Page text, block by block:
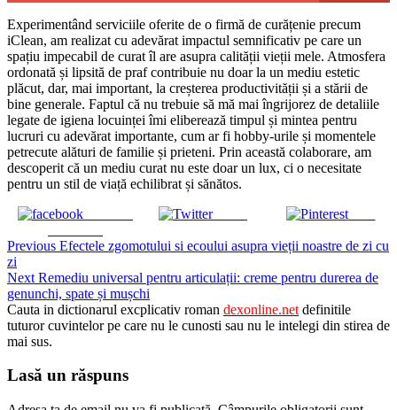
Experimentând serviciile oferite de o firmă de curățenie precum
iClean, am realizat cu adevărat impactul semnificativ pe care un
spațiu impecabil de curat îl are asupra calității vieții mele. Atmosfera
ordonată și lipsită de praf contribuie nu doar la un mediu estetic
plăcut, dar, mai important, la creșterea productivității și a stării de
bine generale. Faptul că nu trebuie să mă mai îngrijorez de detaliile
legate de igiena locuinței îmi eliberează timpul și mintea pentru
lucruri cu adevărat importante, cum ar fi hobby-urile și momentele
petrecute alături de familie și prieteni. Prin această colaborare, am
descoperit că un mediu curat nu este doar un lux, ci o necesitate
pentru un stil de viață echilibrat și sănătos.
Tweet Save
Continue
Reading
Previous Efectele zgomotului si ecoului asupra vieții noastre de zi cu
zi
Next Remediu universal pentru articulații: creme pentru durerea de
genunchi, spate și mușchi
Cauta in dictionarul excplicativ roman dexonline.net definitile
tuturor cuvintelor pe care nu le cunosti sau nu le intelegi din stirea de
mai sus.
Lasă un răspuns